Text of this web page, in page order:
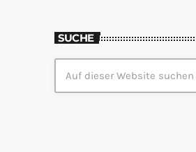
SUCHE